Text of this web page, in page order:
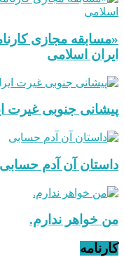
«مسابقه مجازی
ایران اسلامی
پیشانی جنوبی غیرت
داستان آن آدم حسابی
من خواهر ندارم.
کارنامه